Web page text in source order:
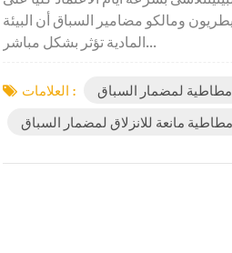
ومالكو مضامير السباق أن البيئة
المادية تؤثر بشكل مباشر...
العلامات : لمضمار السباق
مانعة للانزلاق لمضمار السباق